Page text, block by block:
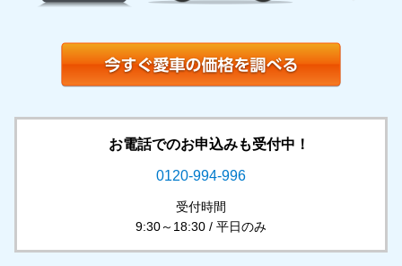
お電話でのお申込みも受付中！
0120-994-996
受付時間
9:30～18:30 / 平日のみ